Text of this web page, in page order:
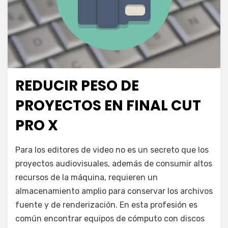
Publicada
el
noviembre 25, 2020
Escuela de Producción
REDUCIR PESO DE
PROYECTOS EN FINAL CUT
PRO X
por juancadotcom
Deja un comentario
peso
de
proyectos
en
Cut
Para los editores de video no es un secreto que los
proyectos audiovisuales, además de consumir altos
recursos de la máquina, requieren un
almacenamiento amplio para conservar los archivos
fuente y de renderización. En esta profesión es
común encontrar equipos de cómputo con discos